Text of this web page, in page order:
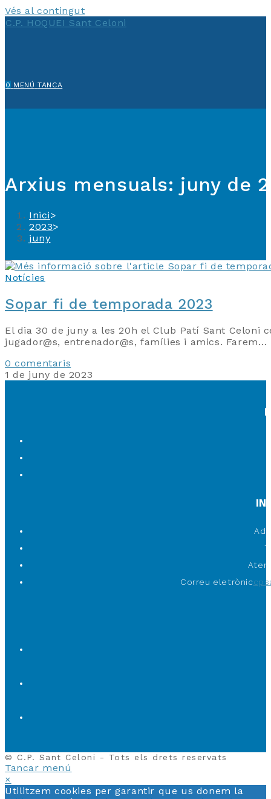
Vés al contingut
C.P. HOQUEI Sant Celoni
0 MENÚ TANCA
Arxius mensuals: juny de
Inici>
2023>
juny
Notícies
Sopar fi de temporada 2023
El dia 30 de juny a les 20h el Club Patí Sant Celoni
jugador@s, entrenador@s, famílies i amics. Farem…
0 comentaris
1 de juny de 2023
Correu eletrònic
© C.P. Sant Celoni - Tots els drets reservats
Tancar menú
×
Utilitzem cookies per garantir que us donem la